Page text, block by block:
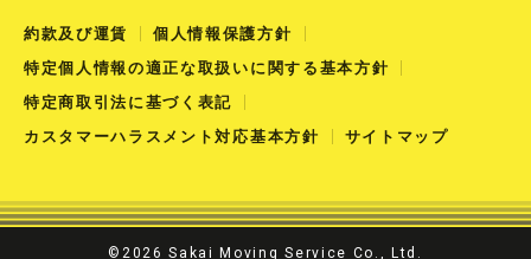
約款及び運賃
個人情報保護方針
特定個人情報の適正な取扱いに関する基本方針
特定商取引法に基づく表記
カスタマーハラスメント対応基本方針
サイトマップ
©2026 Sakai Moving Service Co., Ltd.